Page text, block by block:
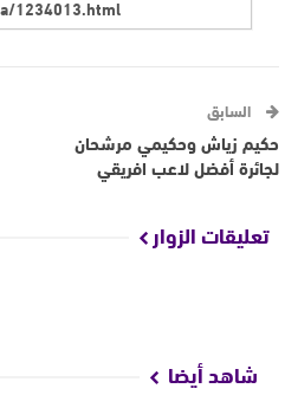
السابق
حكيم زياش وحكيمي مرشحان
لجائرة أفضل لاعب افريقي
تعليقات الزوار
شاهد أيضا